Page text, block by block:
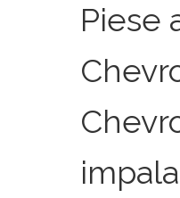
Piese
impala